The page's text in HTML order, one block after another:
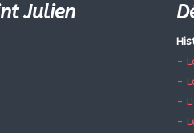
Julien
-
-
-
-